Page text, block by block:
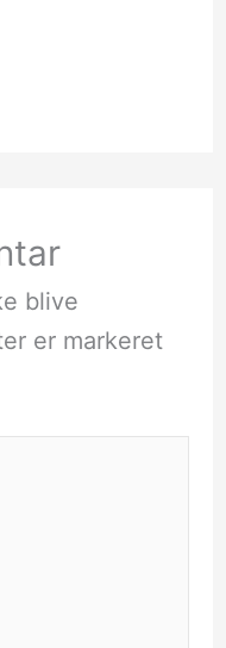
blive
er markeret